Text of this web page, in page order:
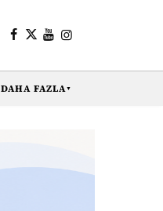
DAHA FAZLA▼